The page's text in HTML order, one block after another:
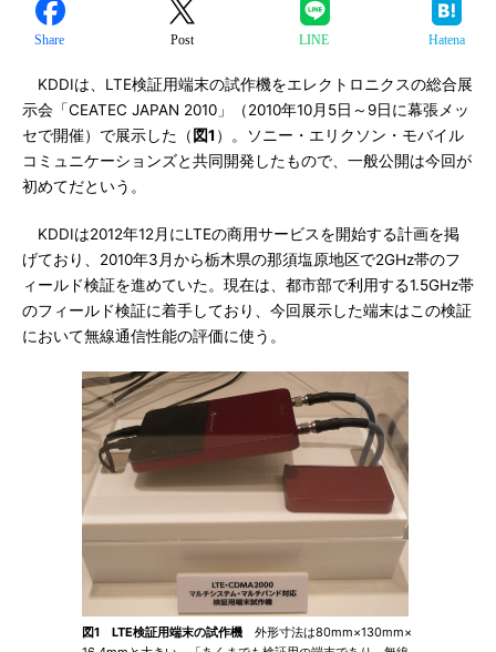
Share Post LINE Hatena
KDDIは、LTE検証用端末の試作機をエレクトロニクスの総合展
示会「CEATEC JAPAN 2010」（2010年10月5日～9日に幕張メッ
セで開催）で展示した（ 図1 ）。ソニー・エリクソン・モバイル
コミュニケーションズと共同開発したもので、一般公開は今回が
初めてだという。
KDDIは2012年12月にLTEの商用サービスを開始する計画を掲
げており、2010年3月から栃木県の那須塩原地区で2GHz帯のフ
ィールド検証を進めていた。現在は、都市部で利用する1.5GHz帯
のフィールド検証に着手しており、今回展示した端末はこの検証
において無線通信性能の評価に使う。
図1 LTE検証用端末の試作機 外形寸法は80mm×130mm×